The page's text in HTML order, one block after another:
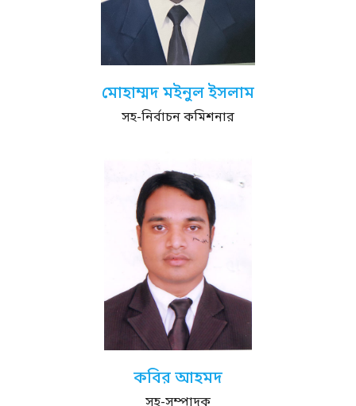
মোহাম্মদ মইনুল ইসলাম
সহ-নির্বাচন কমিশনার
কবির আহমদ